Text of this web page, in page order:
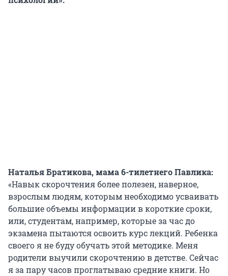
Наталья Братикова, мама 6-тилетнего Павлика:
«Навык скорочтения более полезен, наверное,
взрослым людям, которым необходимо усваивать
большие объемы информации в короткие сроки,
или, студентам, например, которые за час до
экзамена пытаются освоить курс лекций. Ребенка
своего я не буду обучать этой методике. Меня
родители выучили скорочтению в детстве. Сейчас
я за пару часов проглатываю средние книги. Но